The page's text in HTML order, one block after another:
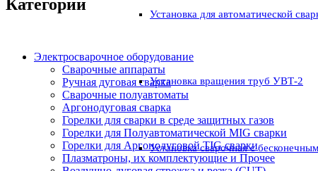
Установка для автоматической
Установка вращения труб УВТ-2
Установка сварочная с
Категории
Электросварочное оборудование
Сварочные аппараты
Ручная дуговая сварка
Сварочные полуавтоматы
Аргонодуговая сварка
Горелки для сварки в среде защитных газов
Горелки для Полуавтоматической MIG сварки
Горелки для Аргонодуговой TIG сварки
Плазматроны, их комплектующие и Прочее